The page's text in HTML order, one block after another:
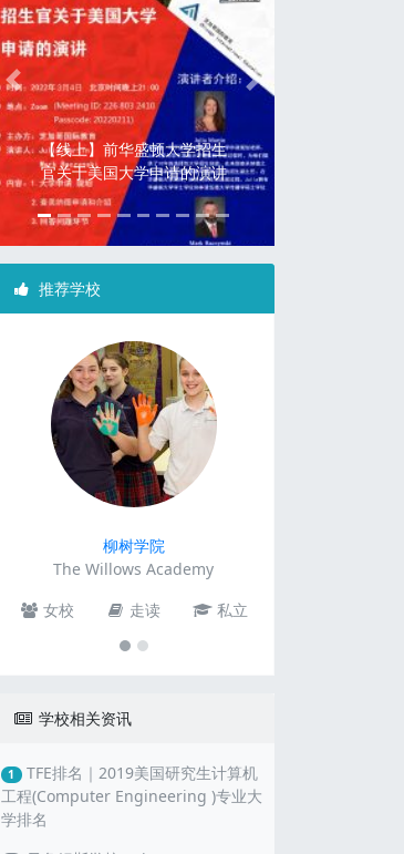
2020年美国3所精英学校寒
假插班：柳树学院/北岭预科
学校/查米纳德大学预科学校
Previous Next
推荐学校
柳树学院
The Willows Academy
女校
走读 私立
学校相关资讯
1 TFE排名｜2019美国研究生计算机
工程(Computer Engineering )专业大
学排名